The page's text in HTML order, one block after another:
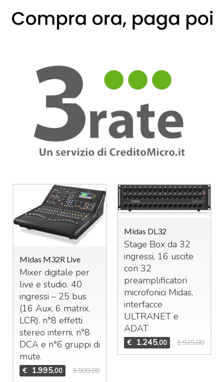
Midas M32R Live
Mixer digitale per
live e studio. 40
ingressi – 25 bus
(16 Aux, 6 matrix,
LCR). n°8 effetti
stereo interni, n°8
DCAe n°6 gruppi di
mute.
€ 1.995,00 3.909,00
Midas DL32
Stage Box da 32
ingressi, 16 uscite
con 32
preamplificatori
microfonici Midas,
interfacce
ULTRANETe
ADAT
€ 1.245,00 1.925,00